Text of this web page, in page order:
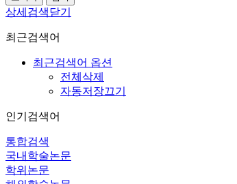
상세검색닫기
최근검색어
최근검색어 옵션
전체삭제
자동저장끄기
인기검색어
통합검색
국내학술논문
학위논문